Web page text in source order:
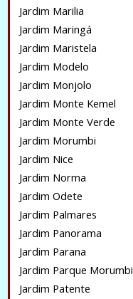
Jardim Marilia
Jardim Maringá
Jardim Maristela
Jardim Modelo
Jardim Monjolo
Jardim Monte Kemel
Jardim Monte Verde
Jardim Morumbi
Jardim Nice
Jardim Norma
Jardim Odete
Jardim Palmares
Jardim Panorama
Jardim Parana
Jardim Parque Morumbi
Jardim Patente